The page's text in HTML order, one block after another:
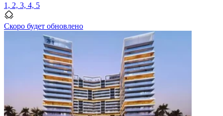
1, 2, 3, 4, 5
Скоро будет обновлено